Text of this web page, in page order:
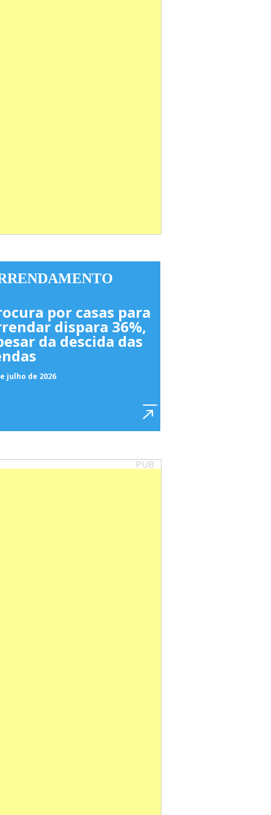
por casas para
dispara 36%,
da descida das
julho de 2026
PUB